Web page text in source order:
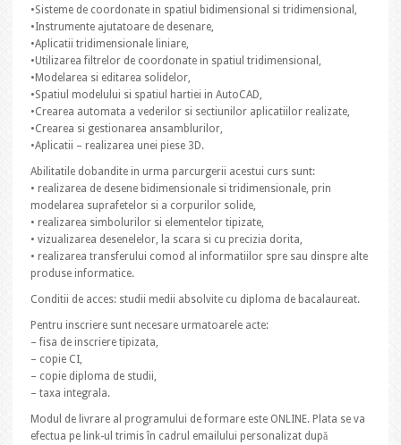
•Sisteme de coordonate in spatiul bidimensional si tridimensional,
•Instrumente ajutatoare de desenare,
•Aplicatii tridimensionale liniare,
•Utilizarea filtrelor de coordonate in spatiul tridimensional,
•Modelarea si editarea solidelor,
•Spatiul modelului si spatiul hartiei in AutoCAD,
•Crearea automata a vederilor si sectiunilor aplicatiilor realizate,
•Crearea si gestionarea ansamblurilor,
•Aplicatii – realizarea unei piese 3D.
Abilitatile dobandite in urma parcurgerii acestui curs sunt:
• realizarea de desene bidimensionale si tridimensionale, prin
modelarea suprafetelor si a corpurilor solide,
• realizarea simbolurilor si elementelor tipizate,
• vizualizarea desenelelor, la scara si cu precizia dorita,
• realizarea transferului comod al informatiilor spre sau dinspre alte
produse informatice.
Conditii de acces: studii medii absolvite cu diploma de bacalaureat.
Pentru inscriere sunt necesare urmatoarele acte:
– fisa de inscriere tipizata,
– copie CI,
– copie diploma de studii,
– taxa integrala.
Modul de livrare al programului de formare este ONLINE. Plata se va
efectua pe link-ul trimis în cadrul emailului personalizat după